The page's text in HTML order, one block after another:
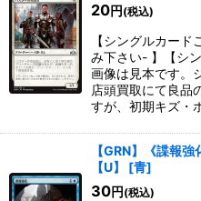
20円 (税込)
【シングルカー
み下さい- 】【シ
画像は見本です。
店頭買取にて良品
すが、初期キズ・
【GRN】《諜報
【U】
[青]
30円 (税込)